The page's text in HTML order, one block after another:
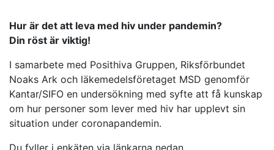
Hur är det att leva med hiv under pandemin?
Din röst är viktig!
I samarbete med Posithiva Gruppen, Riksförbundet
Noaks Ark och läkemedelsföretaget MSD genomför
Kantar/SIFO en undersökning med syfte att få kunskap
om hur personer som lever med hiv har upplevt sin
situation under coronapandemin.